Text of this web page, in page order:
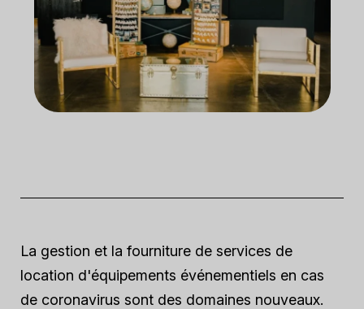
La gestion et la fourniture de services de
location d'équipements événementiels en cas
de coronavirus sont des domaines nouveaux.